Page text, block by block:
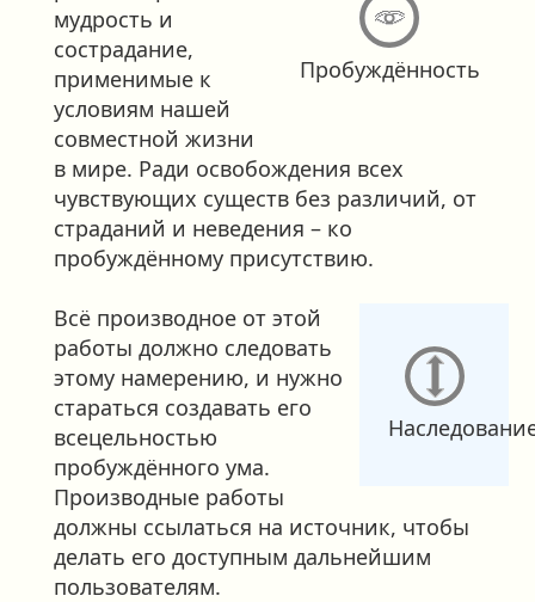
Пробуждённость
мудрость и
сострадание,
применимые к
условиям нашей
совместной жизни
в мире. Ради освобождения всех
чувствующих существ без различий, от
страданий и неведения – ко
пробуждённому присутствию.
Всё производное от этой
работы должно следовать
этому намерению, и нужно
стараться создавать его
всецельностью
пробуждённого ума.
Производные работы
должны ссылаться на источник, чтобы
делать его доступным дальнейшим
пользователям.